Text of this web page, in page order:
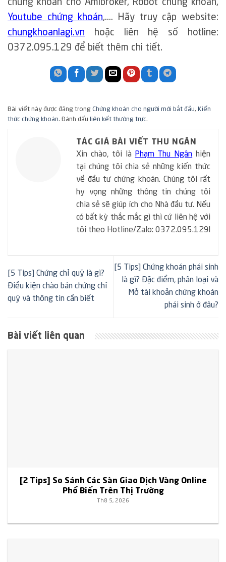
chứng khoán cho Amibroker, Robot chứng khoán,
Youtube chứng khoán,…. Hãy truy cập website:
chungkhoanlagi.vn hoặc liên hệ số hotline:
0372.095.129 để biết thêm chi tiết.
Bài viết này được đăng trong Chứng khoán cho người mới bắt đầu, Kiến
thức chứng khoán. Đánh dấu liên kết thường trực.
TÁC GIẢ BÀI VIẾT THU NGÂN
Xin chào, tôi là
Phạm Thu Ngân hiện
tại chúng tôi chia sẻ những kiến thức
về đầu tư chứng khoán. Chúng tôi rất
hy vọng những thông tin chúng tôi
chia sẻ sẽ giúp ích cho Nhà đầu tư. Nếu
có bất kỳ thắc mắc gì thì cứ liên hệ với
tôi theo Hotline/Zalo: 0372.095.129!
[5 Tips] Chứng chỉ quỹ là gì?
Điều kiện chào bán chứng chỉ
quỹ và thông tin cần biết
[5 Tips] Chứng khoán phái sinh
là gì? Đặc điểm, phân loại và
Mở tài khoản chứng khoán
phái sinh ở đâu?
Bài viết liên quan
[2 Tips] So Sánh Các Sàn Giao Dịch Vàng Online
Phổ Biến Trên Thị Trường
Th8 5, 2026